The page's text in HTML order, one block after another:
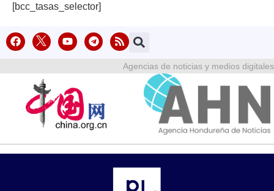
[bcc_tasas_selector]
Agencias de noticias y medios digitales